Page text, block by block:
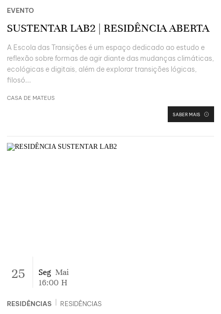
EVENTO
SUSTENTAR LAB2 | RESIDÊNCIA ABERTA
A Escola das Transições é um espaço dedicado ao estudo e
reflexão sobre formas de agir diante das mudanças climáticas,
ecológicas e digitais, além de explorar transições lógicas,
filosó...
CASA DE MATEUS
SABER MAIS
25 Seg Mai
16:00 H
RESIDÊNCIAS | RESIDÊNCIAS